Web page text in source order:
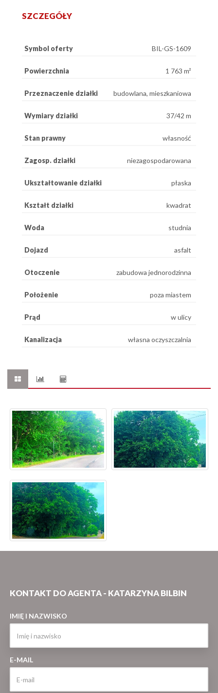
SZCZEGÓŁY
Symbol oferty BIL-GS-1609
Powierzchnia 1 763 m²
Przeznaczenie działki budowlana, mieszkaniowa
Wymiary działki 37/42 m
Stan prawny własność
Zagosp. działki niezagospodarowana
Ukształtowanie działki płaska
Kształt działki kwadrat
Woda studnia
Dojazd asfalt
Otoczenie zabudowa jednorodzinna
Położenie poza miastem
Prąd w ulicy
Kanalizacja własna oczyszczalnia
KONTAKT DO AGENTA - KATARZYNA BILBIN
IMIĘ I NAZWISKO
E-MAIL